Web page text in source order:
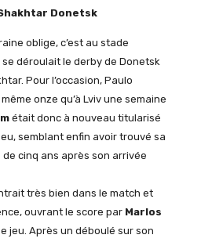
Donetsk
oblige, c’est au stade
déroulait le derby de Donetsk
Pour l’occasion, Paulo
onze qu’à Lviv une semaine
était donc à nouveau titularisé
semblant enfin avoir trouvé sa
de cinq ans après son arrivée
très bien dans le match et
ouvrant le score par Marlos
jeu. Après un déboulé sur son